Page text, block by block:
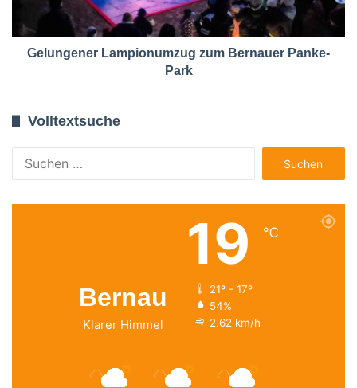
Gelungener Lampionumzug zum Bernauer Panke-
Park
Volltextsuche
nach:
Bernau
Klarer Himmel
19 ℃
21º - 17º
54%
2.62 km/h